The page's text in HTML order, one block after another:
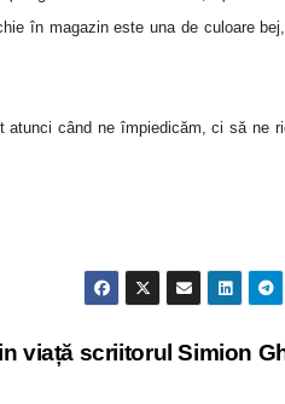
în magazin este una de culoare
atunci când ne împiedicăm, ci să ne
viață scriitorul Simion